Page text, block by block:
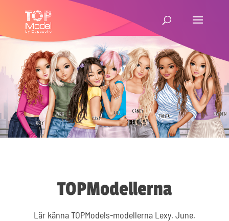
TOPModellerna
Lär känna TOPModels-modellerna Lexy, June,